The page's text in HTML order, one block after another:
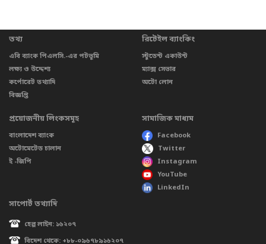
তথ্য
এবি ব্যাংক পিএলসি.-এর পটভূমি
লক্ষ্য ও উদ্দেশ্য
কর্পোরেট তথ্যাদি
বিজ্ঞপ্তি
রিটেইল ব্যাংকিং
স্টুডেন্ট একাউন্ট
ম্যাক্স সেভার
অটো লোন
প্রয়োজনীয় লিংকসমূহ
বাংলাদেশ ব্যাংক
অটোমেটেড চালান
ই -জিপি
সামাজিক মাধ্যম
Facebook
Twitter
Instagram
YouTube
LinkedIn
সাপোর্ট তথ্যাদি
হেল্প লাইন: ১৬২০৭
বিদেশ থেকে: +৮৮-০৯৬৭৮৯১৬২০৭